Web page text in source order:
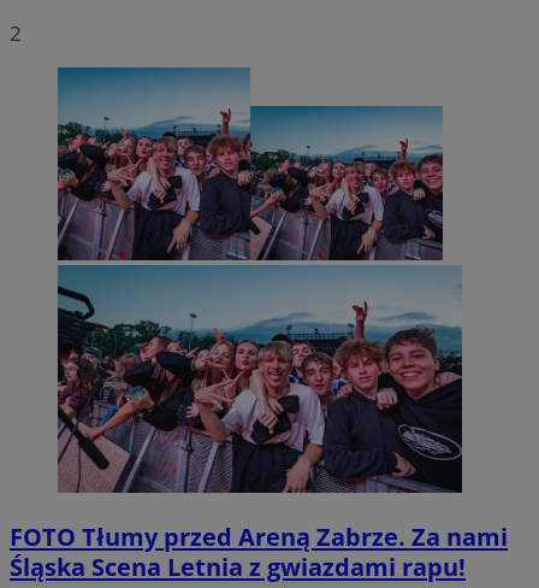
2
FOTO Tłumy przed Areną Zabrze. Za nami
Śląska Scena Letnia z gwiazdami rapu!